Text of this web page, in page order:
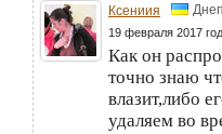
Ксениия
19 февраля 2017
Как он
точно знаю
влазит,либо
удаляем во